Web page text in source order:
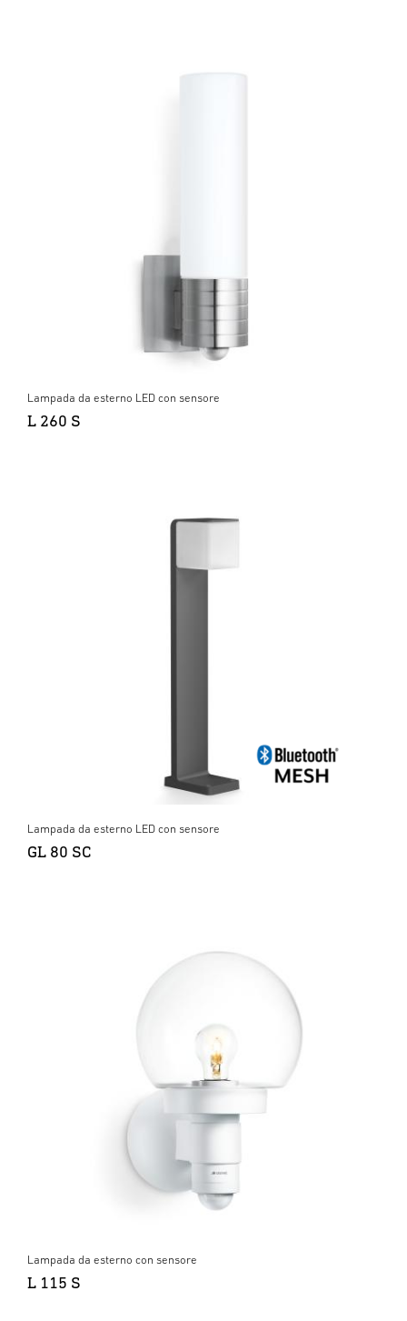
Lampada da esterno LED con sensore
L 260 S
Lampada da esterno LED con sensore
GL 80 SC
Lampada da esterno con sensore
L 115 S